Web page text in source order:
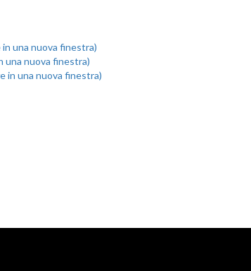
una nuova finestra)
una nuova finestra)
in una nuova finestra)